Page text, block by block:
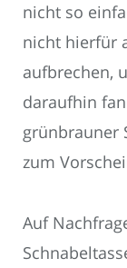
nicht so
nicht hierfür
aufbrechen,
daraufhin
grünbrauner
zum
Auf